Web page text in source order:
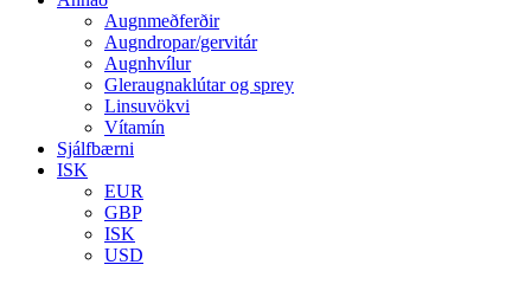
Augnmeðferðir
Augndropar/gervitár
Augnhvílur
Gleraugnaklútar og sprey
Linsuvökvi
Vítamín
Sjálfbærni
ISK
EUR
GBP
ISK
USD